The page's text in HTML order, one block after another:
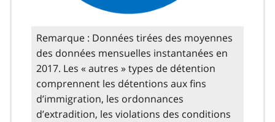
Remarque : Données tirées des moyennes
des données mensuelles instantanées en
2017. Les « autres » types de détention
comprennent les détentions aux fins
d’immigration, les ordonnances
d’extradition, les violations des conditions